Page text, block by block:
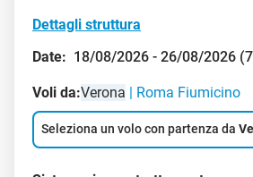
Dettagli struttura
Date: 18/08/2026 - 26/08/2026
Voli da:Verona Roma Fiumicino
Seleziona un volo con partenza da